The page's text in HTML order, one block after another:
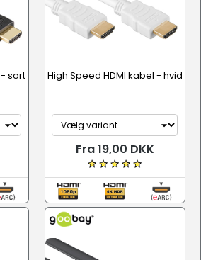
sort High Speed HDMI kabel - hvid
Fra 19,00 DKK